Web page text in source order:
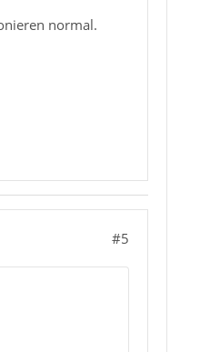
normal.
#5